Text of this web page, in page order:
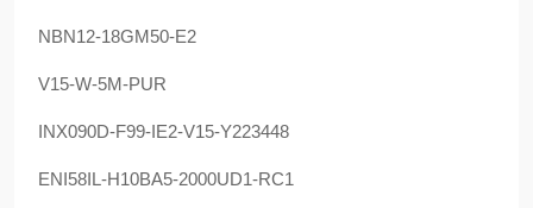
NBN12-18GM50-E2
V15-W-5M-PUR
INX090D-F99-IE2-V15-Y223448
ENI58IL-H10BA5-2000UD1-RC1